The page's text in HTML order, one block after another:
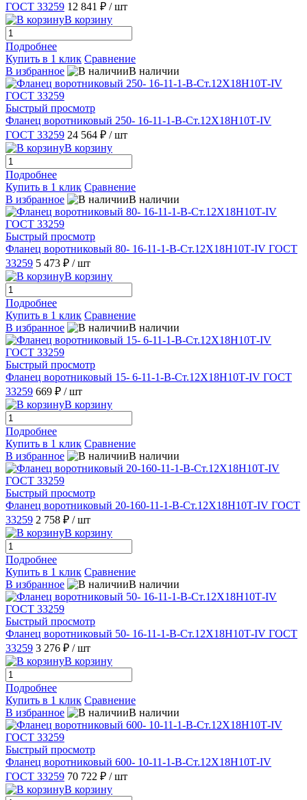
ГОСТ 33259 12 841 ₽ / шт
В корзину
Подробнее
Купить в 1 клик Сравнение
В избранное
В наличии
Быстрый просмотр
Фланец воротниковый 250- 16-11-1-B-Ст.12Х18Н10Т-IV
ГОСТ 33259 24 564 ₽ / шт
В корзину
Подробнее
Купить в 1 клик Сравнение
В избранное
В наличии
Быстрый просмотр
Фланец воротниковый 80- 16-11-1-B-Ст.12Х18Н10Т-IV ГОСТ
33259 5 473 ₽ / шт
В корзину
Подробнее
Купить в 1 клик Сравнение
В избранное
В наличии
Быстрый просмотр
Фланец воротниковый 15- 6-11-1-В-Ст.12Х18Н10Т-IV ГОСТ
33259 669 ₽ / шт
В корзину
Подробнее
Купить в 1 клик Сравнение
В избранное
В наличии
Быстрый просмотр
Фланец воротниковый 20-160-11-1-B-Ст.12Х18Н10Т-IV ГОСТ
33259 2 758 ₽ / шт
В корзину
Подробнее
Купить в 1 клик Сравнение
В избранное
В наличии
Быстрый просмотр
Фланец воротниковый 50- 16-11-1-B-Ст.12Х18Н10Т-IV ГОСТ
33259 3 276 ₽ / шт
В корзину
Подробнее
Купить в 1 клик Сравнение
В избранное
В наличии
Быстрый просмотр
Фланец воротниковый 600- 10-11-1-В-Ст.12Х18Н10Т-IV
ГОСТ 33259 70 722 ₽ / шт
В корзину